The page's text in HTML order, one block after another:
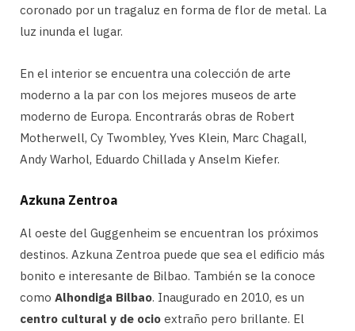
coronado por un tragaluz en forma de flor de metal. La
luz inunda el lugar.
En el interior se encuentra una colección de arte
moderno a la par con los mejores museos de arte
moderno de Europa. Encontrarás obras de Robert
Motherwell, Cy Twombley, Yves Klein, Marc Chagall,
Andy Warhol, Eduardo Chillada y Anselm Kiefer.
Azkuna Zentroa
Al oeste del Guggenheim se encuentran los próximos
destinos. Azkuna Zentroa puede que sea el edificio más
bonito e interesante de Bilbao. También se la conoce
como Alhondiga Bilbao. Inaugurado en 2010, es un
centro cultural y de ocio extraño pero brillante. El